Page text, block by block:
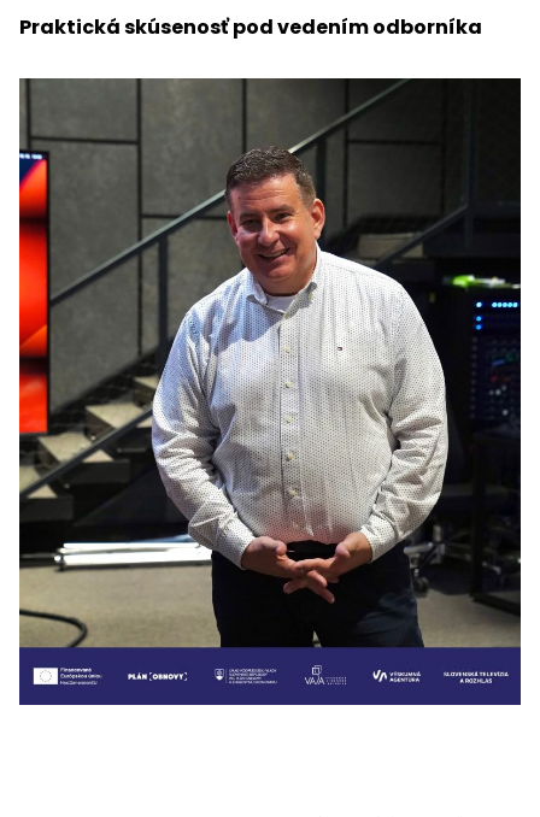
Praktická skúsenosť pod vedením odborníka